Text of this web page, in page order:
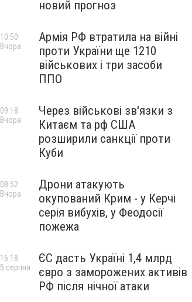
новий прогноз
Армія РФ втратила на війні
проти України ще 1210
військових і три засоби
ППО
10:50
Вчора
Через військові зв'язки з
Китаєм та рф США
розширили санкції проти
Куби
09:18
Вчора
Дрони атакують
окупований Крим - у Керчі
серія вибухів, у Феодосії
пожежа
08:52
Вчора
ЄС дасть Україні 1,4 млрд
євро з заморожених активів
РФ після нічної атаки
16:18
5 серпня